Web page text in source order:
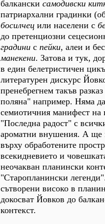
балкански самодивски
патриархални градинки
босилчец или населени с
до претенциозни
градини с пейки, алеи и
манекени. Затова и тук,
в един белетристичен
литературен дискурс
пренебрегнем такъв
поляна" например. Няма
семиотичния манифест на
"Последна радост" с
ароматни внушения. А ще
върху обработените
всекидневието и
неочакван планински
"Старопланински
сътворени високо в
докосват Йовков до
контекст.